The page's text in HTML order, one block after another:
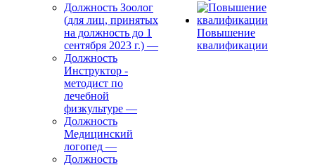
Должность Зоолог
(для лиц, принятых
на должность до 1
сентября 2023 г.) —
Должность
Инструктор -
методист по
лечебной
физкультуре —
Должность
Медицинский
логопед —
Должность
Повышение
квалификации